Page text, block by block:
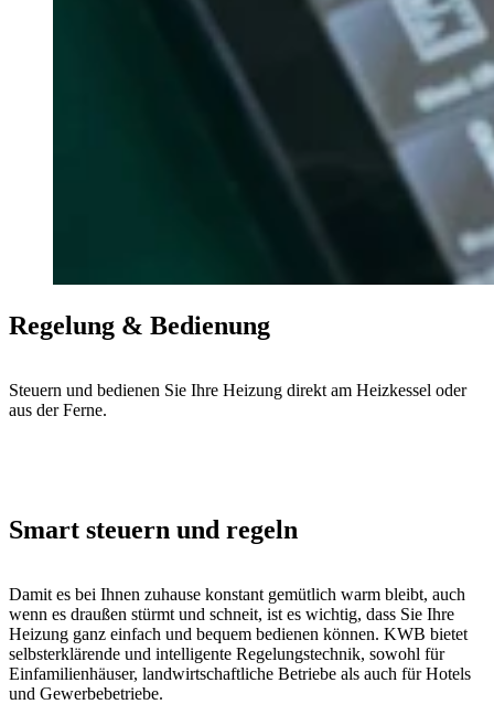
Regelung & Bedienung
Steuern und bedienen Sie Ihre Heizung direkt am Heizkessel oder
aus der Ferne.
Smart steuern und regeln
Damit es bei Ihnen zuhause konstant gemütlich warm bleibt, auch
wenn es draußen stürmt und schneit, ist es wichtig, dass Sie Ihre
Heizung ganz einfach und bequem bedienen können. KWB bietet
selbsterklärende und intelligente Regelungstechnik, sowohl für
Einfamilienhäuser, landwirtschaftliche Betriebe als auch für Hotels
und Gewerbebetriebe.